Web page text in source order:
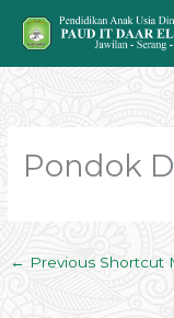
content
Pondok
← Previous Shortcut